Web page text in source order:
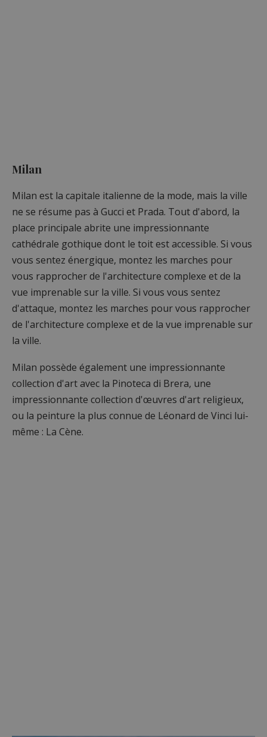
Milan
Milan est la capitale italienne de la mode, mais la ville
ne se résume pas à Gucci et Prada. Tout d'abord, la
place principale abrite une impressionnante
cathédrale gothique dont le toit est accessible. Si vous
vous sentez énergique, montez les marches pour
vous rapprocher de l'architecture complexe et de la
vue imprenable sur la ville. Si vous vous sentez
d'attaque, montez les marches pour vous rapprocher
de l'architecture complexe et de la vue imprenable sur
la ville.
Milan possède également une impressionnante
collection d'art avec la Pinoteca di Brera, une
impressionnante collection d'œuvres d'art religieux,
ou la peinture la plus connue de Léonard de Vinci lui-
même : La Cène.